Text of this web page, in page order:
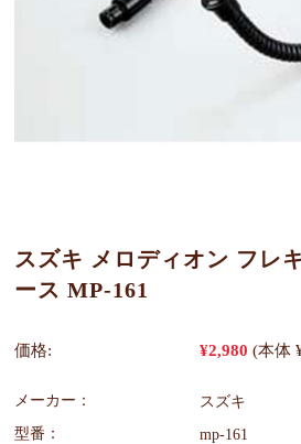
スズキ メロディオン フレ
ース MP-161
価格: ¥2,980 (本体
メーカー：
スズキ
型番：
mp-161